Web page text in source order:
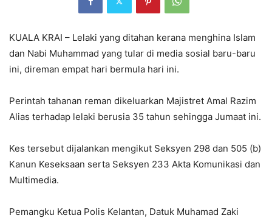
KUALA KRAI – Lelaki yang ditahan kerana menghina Islam
dan Nabi Muhammad yang tular di media sosial baru-baru
ini, direman empat hari bermula hari ini.
Perintah tahanan reman dikeluarkan Majistret Amal Razim
Alias terhadap lelaki berusia 35 tahun sehingga Jumaat ini.
Kes tersebut dijalankan mengikut Seksyen 298 dan 505 (b)
Kanun Keseksaan serta Seksyen 233 Akta Komunikasi dan
Multimedia.
Pemangku Ketua Polis Kelantan, Datuk Muhamad Zaki